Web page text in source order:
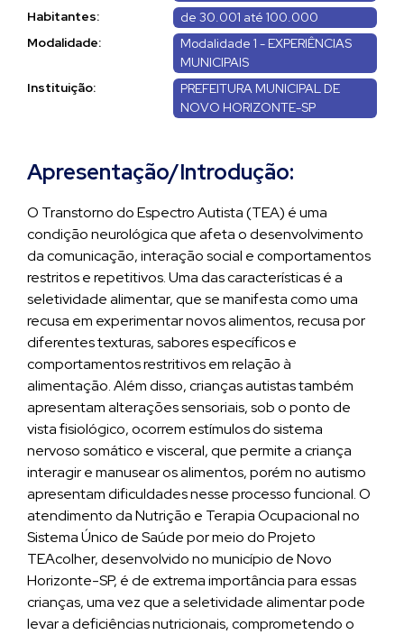
Habitantes:
de 30.001 até 100.000
Modalidade:
Modalidade 1 - EXPERIÊNCIAS
MUNICIPAIS
Instituição:
PREFEITURA MUNICIPAL DE
NOVO HORIZONTE-SP
Apresentação/Introdução:
O Transtorno do Espectro Autista (TEA) é uma
condição neurológica que afeta o desenvolvimento
da comunicação, interação social e comportamentos
restritos e repetitivos. Uma das características é a
seletividade alimentar, que se manifesta como uma
recusa em experimentar novos alimentos, recusa por
diferentes texturas, sabores específicos e
comportamentos restritivos em relação à
alimentação. Além disso, crianças autistas também
apresentam alterações sensoriais, sob o ponto de
vista fisiológico, ocorrem estímulos do sistema
nervoso somático e visceral, que permite a criança
interagir e manusear os alimentos, porém no autismo
apresentam dificuldades nesse processo funcional. O
atendimento da Nutrição e Terapia Ocupacional no
Sistema Único de Saúde por meio do Projeto
TEAcolher, desenvolvido no município de Novo
Horizonte-SP, é de extrema importância para essas
crianças, uma vez que a seletividade alimentar pode
levar a deficiências nutricionais, comprometendo o